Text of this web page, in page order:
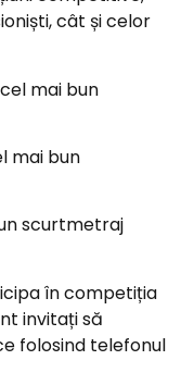
cât și celor
mai bun
mai bun
scurtmetraj
în competiția
invitați să
folosind telefonul